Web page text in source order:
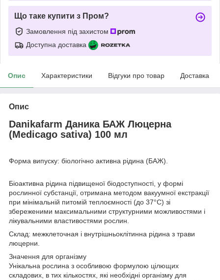
Що таке купити з Пром?
Замовлення під захистом
Доступна доставка
Опис Характеристики Відгуки про товар Доставка
Опис
Danikafarm Даника БАЖ Люцерна
(Medicago sativa) 100 мл
Форма випуску: біологічно активна рідина (БАЖ).
Біоактивна рідина підвищеної біодоступності, у формі
рослинної субстанції, отримана методом вакуумної екстракції
при мінімальній питомій теплоємності (до 37°С) зі
збереженими максимальними структурними можливостями і
лікувальними властивостями рослин.
Склад: межклеточная і внутрішньоклітинна рідина з трави
люцерни.
Значення для організму
Унікальна рослина з особливою формулою цілющих
складових, в тих кількостях, які необхідні організму для